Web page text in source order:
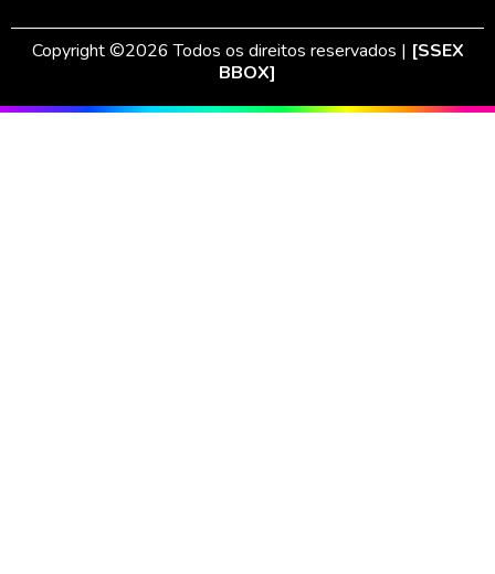
Copyright ©2026 Todos os direitos reservados | [SSEX
BBOX]